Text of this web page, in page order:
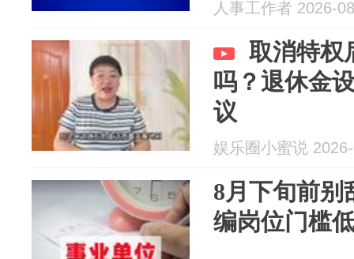
人事工作者 2026-
取消特权
吗？退休金
议
娱乐圈小蜜说
8月下旬前别
编岗位门槛